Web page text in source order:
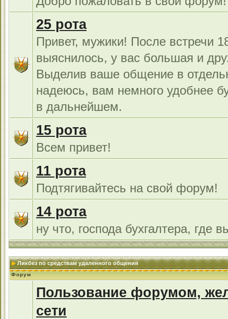
25 рота
Привет, мужики! После встречи
выяснилось, у вас большая и
Выделив ваше общение в
надеюсь, вам немного удобнее
в дальнейшем.
15 рота
Всем привет!
11 рота
Подтягивайтесь на свой форум!
14 рота
ну что, господа бухгалтера, где
Ликбез по средствам удаленного общения
Форум
Пользование форумом,
сети